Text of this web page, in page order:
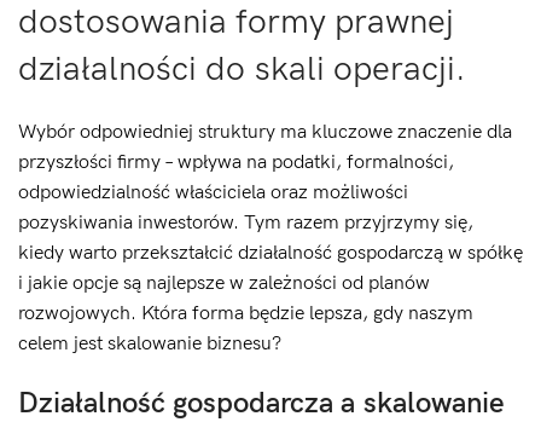
dostosowania formy prawnej
działalności do skali operacji.
Wybór odpowiedniej struktury ma kluczowe znaczenie dla
przyszłości firmy – wpływa na podatki, formalności,
odpowiedzialność właściciela oraz możliwości
pozyskiwania inwestorów. Tym razem przyjrzymy się,
kiedy warto przekształcić działalność gospodarczą w spółkę
i jakie opcje są najlepsze w zależności od planów
rozwojowych. Która forma będzie lepsza, gdy naszym
celem jest skalowanie biznesu?
Działalność gospodarcza a skalowanie